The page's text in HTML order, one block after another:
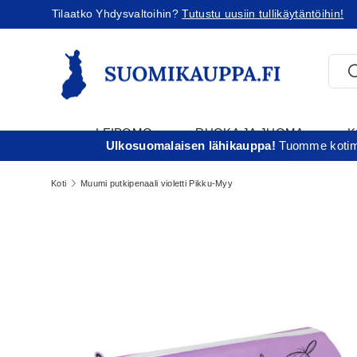
Jatka sisältöön
Tilaatko Yhdysvaltoihin?Tutustu uusiin tullikäytäntöihin!
LEIPOMO RUOKA JA JUOMA
Ulkosuomalaisen lähikauppa!Tuomme
Koti Muumi putkipenaali violetti Pikku-Myy